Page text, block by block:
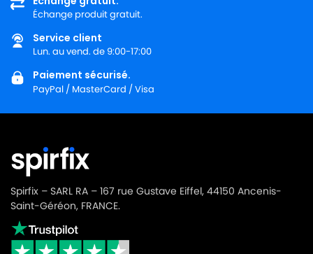
Échange produit gratuit.
Service client
Lun. au vend. de 9:00-17:00
Paiement sécurisé.
PayPal / MasterCard / Visa
Spirfix – SARL RA – 167 rue Gustave Eiffel, 44150 Ancenis-
Saint-Géréon, FRANCE.